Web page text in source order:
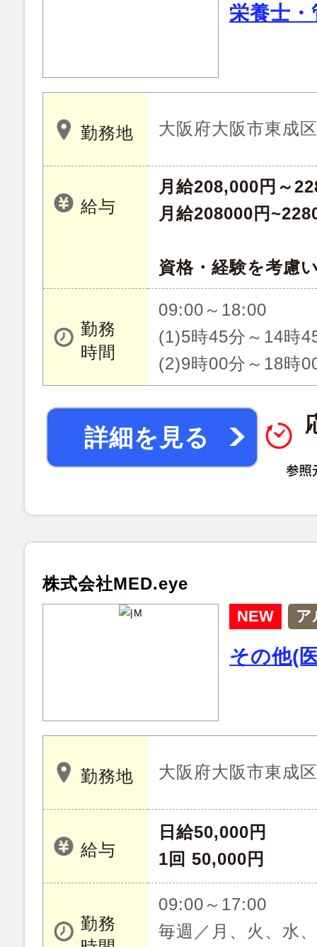
栄養士
勤務地 大阪府大阪市東成
給与
月給208,000円～
月給208000円
資格・経験を考慮
勤務
時間
09:00～18:00
(1)5時45分～14時
(2)9時00分～18時
詳細を見る
株式会社MED.eye
NEW ア
その他(
勤務地 大阪府大阪市東成
給与
日給50,000円
1回 50,000円
勤務
09:00～17:00
毎週／月、火、水